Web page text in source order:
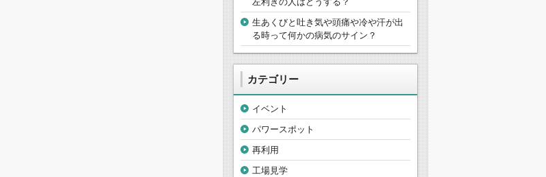
生あくびと吐き気や頭痛や冷や汗が出
る時って何かの病気のサイン？
カテゴリー
イベント
パワースポット
再利用
工場見学